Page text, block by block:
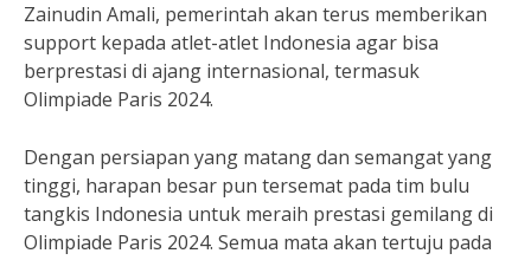
Zainudin Amali, pemerintah akan terus memberikan
support kepada atlet-atlet Indonesia agar bisa
berprestasi di ajang internasional, termasuk
Olimpiade Paris 2024.
Dengan persiapan yang matang dan semangat yang
tinggi, harapan besar pun tersemat pada tim bulu
tangkis Indonesia untuk meraih prestasi gemilang di
Olimpiade Paris 2024. Semua mata akan tertuju pada